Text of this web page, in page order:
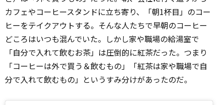
カフェやコーヒースタンドに立ち寄り、「朝1杯目」のコー
ヒーをテイクアウトする。そんな人たちで早朝のコーヒー
どころはいつも混んでいた。しかし家や職場の給湯室で
「自分で入れて飲むお茶」は圧倒的に紅茶だった。つまり
「コーヒーは外で買う＆飲むもの」「紅茶は家や職場で自
分で入れて飲むもの」というすみ分けがあったのだ。